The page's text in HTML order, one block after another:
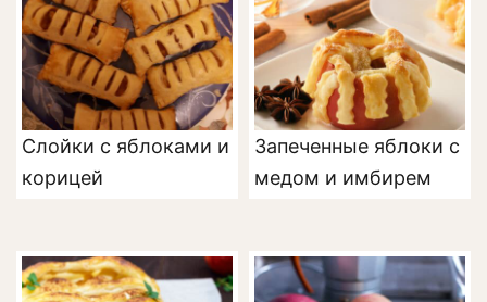
Слойки с яблоками и
корицей
Запеченные яблоки с
медом и имбирем